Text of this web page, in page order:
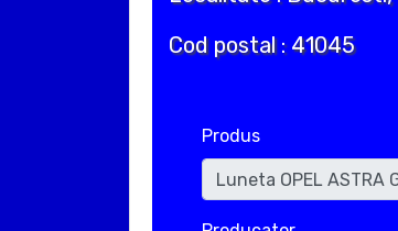
Cod postal : 41045
Produs